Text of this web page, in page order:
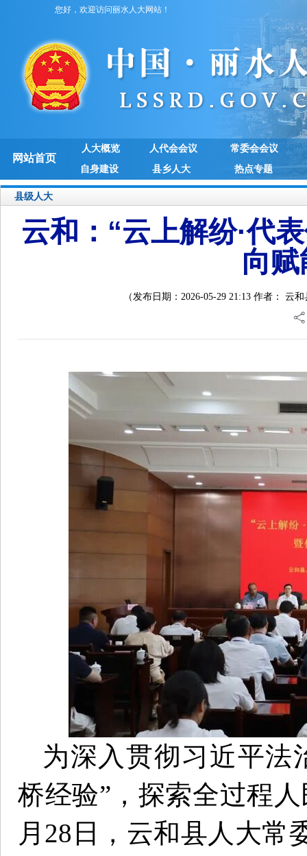
您好，欢迎访问丽水人大网站！
网站首页
人大概览 人代会会议
常委会会议
自身建设
县乡人大 热点专题
县级人大
云和：“云上解纷·代
向
（发布日期：2026-05-29 21:13 作者： 云
为深入贯彻习近平法
桥经验”，探索全过程
月28日，云和县人大常